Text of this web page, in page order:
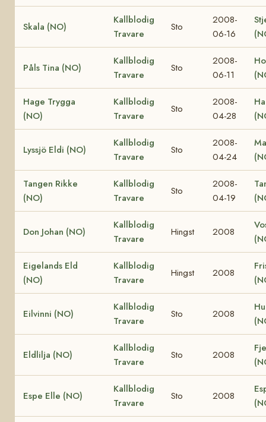
Skala (NO)
Kallblodig
Travare
Sto
2008-
06-16
Påls Tina (NO)
Kallblodig
Travare
Sto
2008-
06-11
Hage Trygga
(NO)
Kallblodig
Travare
Sto
2008-
04-28
Lyssjö Eldi (NO)
Kallblodig
Travare
Sto
2008-
04-24
Tangen Rikke
(NO)
Kallblodig
Travare
Sto
2008-
04-19
Don Johan (NO)
Kallblodig
Travare
Hingst 2008
Eigelands Eld
(NO)
Kallblodig
Travare
Hingst 2008
Eilvinni (NO)
Kallblodig
Travare
Sto 2008
Eldlilja (NO)
Kallblodig
Travare
Sto 2008
Espe Elle (NO)
Kallblodig
Travare
Sto 2008